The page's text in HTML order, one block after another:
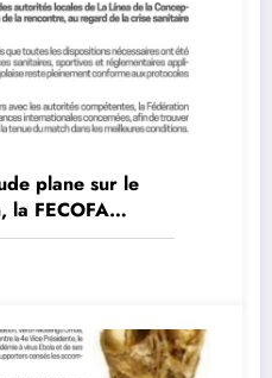
plane sur le
la FECOFA
urgentes